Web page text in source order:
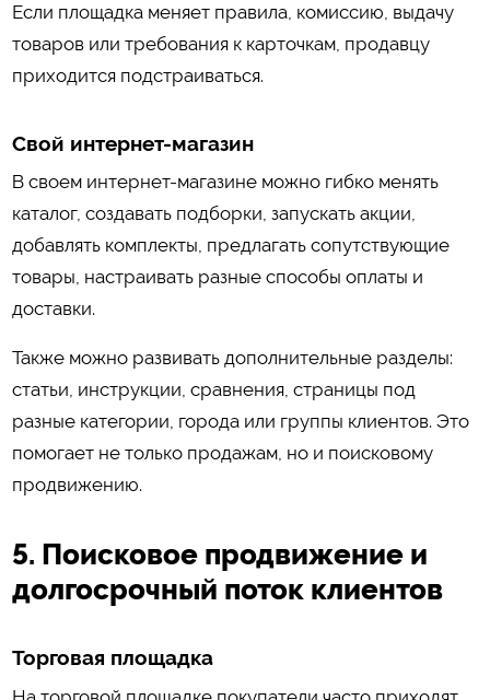
Если площадка меняет правила, комиссию, выдачу
товаров или требования к карточкам, продавцу
приходится подстраиваться.
Свой интернет-магазин
В своем интернет-магазине можно гибко менять
каталог, создавать подборки, запускать акции,
добавлять комплекты, предлагать сопутствующие
товары, настраивать разные способы оплаты и
доставки.
Также можно развивать дополнительные разделы:
статьи, инструкции, сравнения, страницы под
разные категории, города или группы клиентов. Это
помогает не только продажам, но и поисковому
продвижению.
5. Поисковое продвижение и
долгосрочный поток клиентов
Торговая площадка